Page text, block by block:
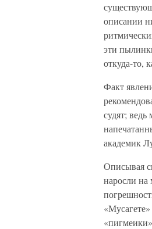
описании
эти
откуда-то,
Факт
судят;
академик
Описывая
наросли на